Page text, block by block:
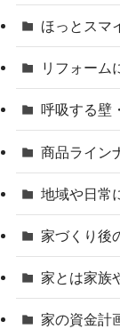
ほっとスマ
リフォーム
呼吸する壁
商品ライン
地域や日常
家づくり後
家とは家族
家の資金計